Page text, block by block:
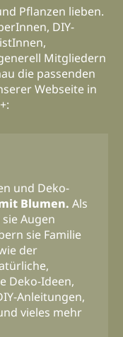
Pflanzen lieben.
DIY-
Mitgliedern
die passenden
Webseite in
und Deko-
Blumen. Als
Augen
sie Familie
der
Deko-Ideen,
Anleitungen,
vieles mehr